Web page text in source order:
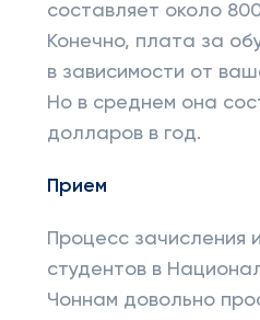
составляет около
Конечно, плата за
в зависимости от
Но в среднем она
долларов в год.
Прием
Процесс зачисления
студентов в
Чоннам довольно